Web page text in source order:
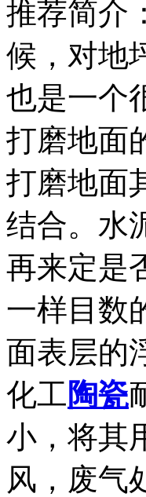
推荐简介
候，对地
也是一个
打磨地面
打磨地面
结合。水
再来定是
一样目数
面表层的
化工陶瓷
小，将其
风，废气